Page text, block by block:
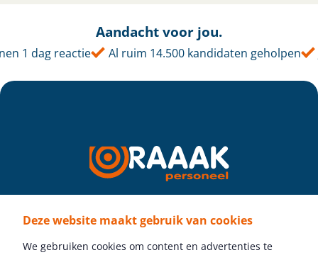
Deze website maakt gebruik van cookies
We gebruiken cookies om content en advertenties te
Aandacht voor jou.
1 dag reactie Al ruim 14.500 kandidaten geholpen
Volg ons